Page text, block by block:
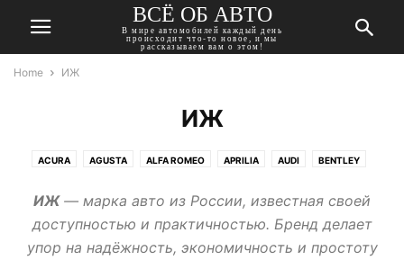
ВСЁ ОБ АВТО
В мире автомобилей каждый день
происходит что-то новое, и мы
рассказываем вам о этом!
Home ИЖ
ИЖ
ACURA AGUSTA ALFA ROMEO APRILIA AUDI BENTLEY
CITROEN DACIA DAEWOO DAIHATSU DATSUN DODGE
DONGFENG DUCATI FIAT FORD GEELY GMC
HARLEY-DAVIDSON HAVAL HONDA HUMMER HYUNDAI
ИЖ— марка авто из России, известная своей
доступностью и практичностью. Бренд делает
упор на надёжность, экономичность и простоту